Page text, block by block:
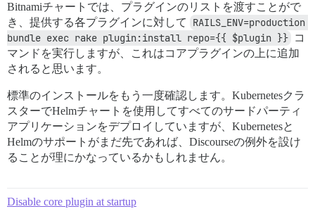
Bitnamiチャートでは、プラグインのリストを渡すことがで
き、提供する各プラグインに対して
RAILS_ENV=production
bundle exec rake plugin:install repo={{ $plugin }} コ
マンドを実行しますが、これはコアプラグインの上に追加
されると思います。
標準のインストールをもう一度確認します。Kubernetesクラ
スターでHelmチャートを使用してすべてのサードパーティ
アプリケーションをデプロイしていますが、Kubernetesと
Helmのサポートがまだ先であれば、Discourseの例外を設け
ることが理にかなっているかもしれません。
Disable core plugin at startup